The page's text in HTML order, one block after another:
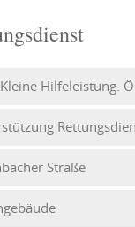
Hilfeleistung.
Straße